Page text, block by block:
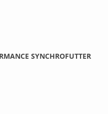
SYNCHROFUTTER